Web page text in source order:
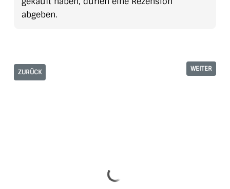
abgeben.
ZURÜCK WEITER